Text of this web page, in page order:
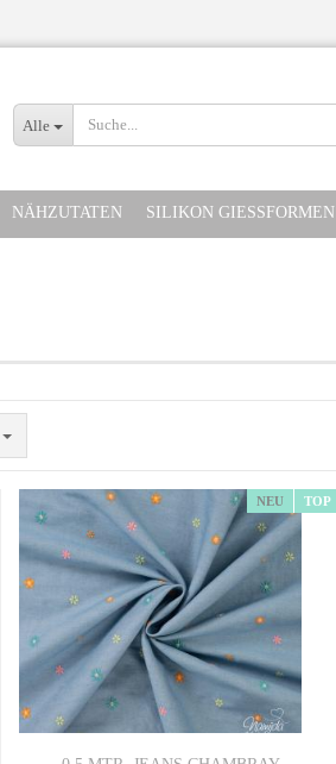
Alle
NÄHZUTATEN SILIKON GIESSFORMEN
NEU TOP